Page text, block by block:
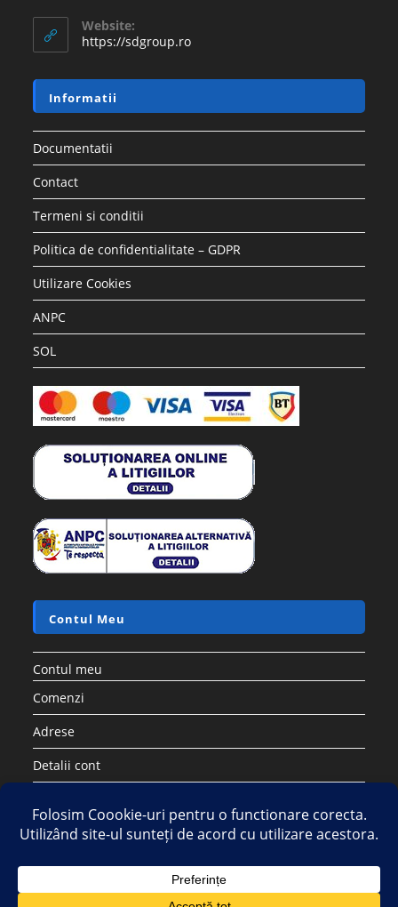
Website:
https://sdgroup.ro
Informatii
Documentatii
Contact
Termeni si conditii
Politica de confidentialitate – GDPR
Utilizare Cookies
ANPC
SOL
Contul Meu
Contul meu
Comenzi
Adrese
Detalii cont
Copyright 2026 - Strategic DIstribution Group